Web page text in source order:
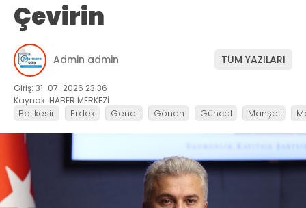
Çevirin
Admin admin TÜM YAZILARI
Giriş: 31-07-2026 23:36
Kaynak: HABER MERKEZİ
Balıkesir Erdek Genel Gönen Güncel Manşet